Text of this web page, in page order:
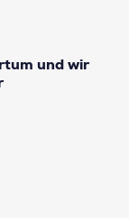
und wir